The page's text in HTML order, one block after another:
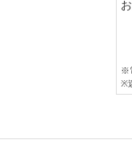
※
※